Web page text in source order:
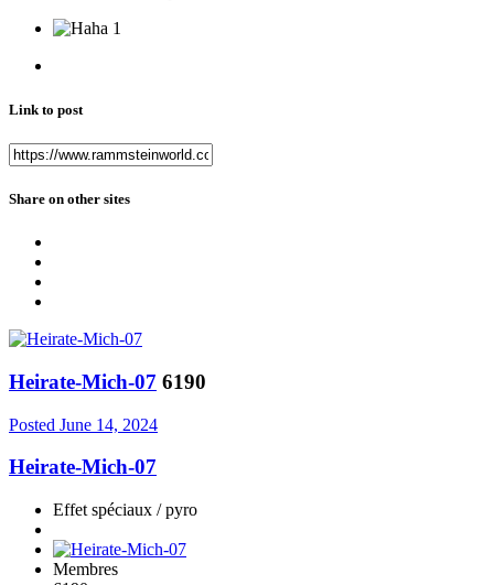
1
Link to post
Share on other sites
Heirate-Mich-07 6190
Posted June 14, 2024
Heirate-Mich-07
Effet spéciaux / pyro
Membres